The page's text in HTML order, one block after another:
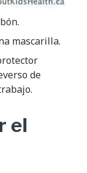
mascarilla.
de
el